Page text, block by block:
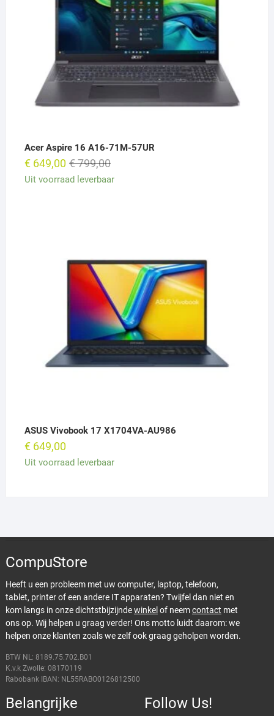
Acer Aspire 16 A16-71M-57UR
€799,00Oorspronkelijke
prijs
€649,00
Huidige
prijs
Uit voorraad leverbaar
ASUS Vivobook 17 X1704VA-AU986
€649,00
Uit voorraad leverbaar
CompuStore
Heeft u een probleem met uw computer, laptop, telefoon,
tablet, printer of een andere IT apparaten? Twijfel dan niet en
kom langs in onze dichtstbijzijndewinkel of neemcontact met
ons op. Wij helpen u graag verder! Ons motto luidt daarom: we
helpen onze klanten zoals we zelf ook graag geholpen worden.
BTW NL: 8189.75.702.B01
K.v.k Zwolle: 08170119
Rabobank IBAN: NL55RABO0126812500
Belangrijke
Follow Us!